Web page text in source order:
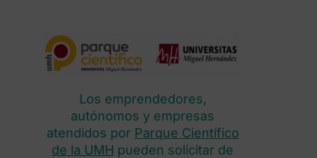
Los emprendedores,
autónomos y empresas
atendidos por Parque Científico
de la UMH pueden solicitar de